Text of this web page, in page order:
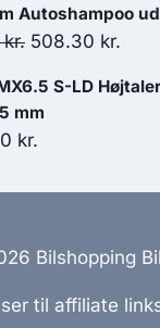
Autoshampoo
kr. Den
pris
508.30 kr.
pris
S-LD
mm
kr.
Bilshopping
til affiliate